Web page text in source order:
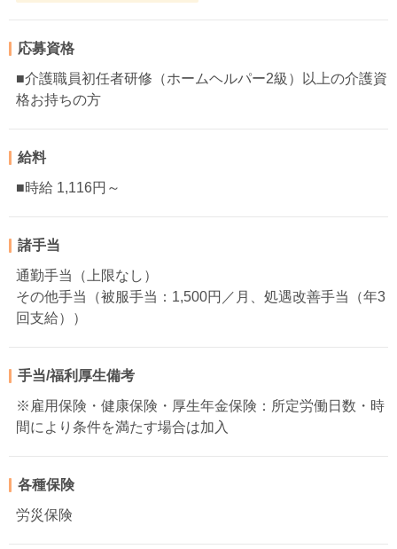
応募資格
■介護職員初任者研修（ホームヘルパー2級）以上の介護資
格お持ちの方
給料
■時給 1,116円～
諸手当
通勤手当（上限なし）
その他手当（被服手当：1,500円／月、処遇改善手当（年3
回支給））
手当/福利厚生備考
※雇用保険・健康保険・厚生年金保険：所定労働日数・時
間により条件を満たす場合は加入
各種保険
労災保険